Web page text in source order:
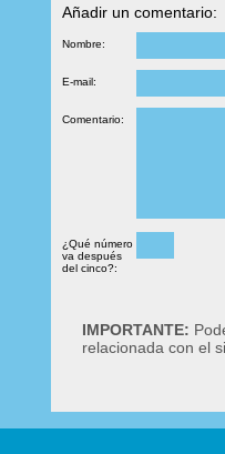
Añadir un comentario:
Nombre:
E-mail:
Comentario:
¿Qué número
va después
del cinco?:
IMPORTANTE:
relacionada con el